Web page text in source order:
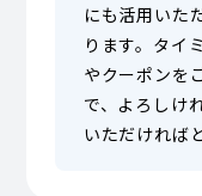
にも活用いた
ります。タイ
やクーポンを
で、よろしけ
いただければ